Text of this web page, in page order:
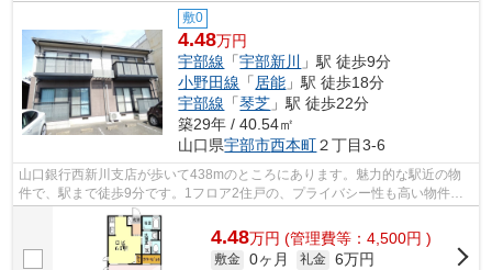
敷0
4.48万円
宇部線 「宇部新川
」駅 徒歩9分
小野田線 「 居能 」駅 徒歩18分
宇部線 「琴芝 」駅 徒歩22分
築29年 / 40.54㎡
山口県宇部市西本町２丁目3-6
山口銀行西新川支店が歩いて438mのところにあります。魅力的な駅近の物
件で、駅まで徒歩9分です。1フロア2住戸の、プライバシー性も高い物件と
なっております。こちらの物件はアパート...
4.48万円 (管理費等：4,500円 )
敷金 0ヶ月 礼金 6万円